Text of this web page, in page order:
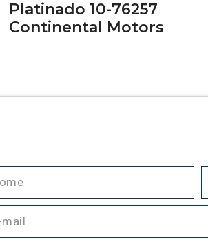
Platinado 10-76257
Continental Motors